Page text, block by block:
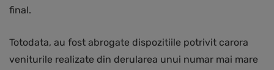
final.
Totodata, au fost abrogate dispozitiile potrivit carora
veniturile realizate din derularea unui numar mai mare